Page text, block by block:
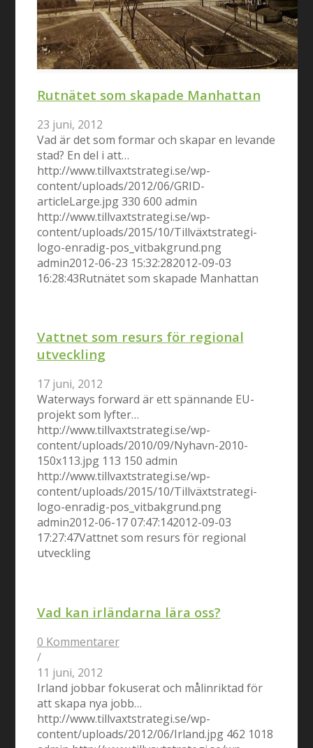
Rutnätet som skapade Manhattan
23 juni, 2012
Vad är det som formar och skapar en levande
stad? En del i att…
http://www.tillvaxtstrategi.se/wp-
content/uploads/2012/06/GRID-
articleLarge.jpg330 600 admin
http://www.tillvaxtstrategi.se/wp-
content/uploads/2015/10/Tillväxtstrategi-
logo-enradig-pos_vitbakgrund.png
admin2012-06-23 15:32:282012-09-03
16:28:43Rutnätet som skapade Manhattan
Vattnet som resurs för regional
utveckling
17 juni, 2012
Waterways forward är ett spännande EU-
projekt som lyfter…
http://www.tillvaxtstrategi.se/wp-
content/uploads/2010/09/Nyhavn-2010-
150x113.jpg 113 150 admin
http://www.tillvaxtstrategi.se/wp-
content/uploads/2015/10/Tillväxtstrategi-
logo-enradig-pos_vitbakgrund.png
admin2012-06-17 07:47:142012-09-03
17:27:47Vattnet som resurs för regional
utveckling
Vad kan irländarna lära oss?
0 Kommentarer
/
11 juni, 2012
Irland jobbar fokuserat och målinriktad för
att skapa nya jobb…
http://www.tillvaxtstrategi.se/wp-
content/uploads/2012/06/Irland.jpg 462 1018